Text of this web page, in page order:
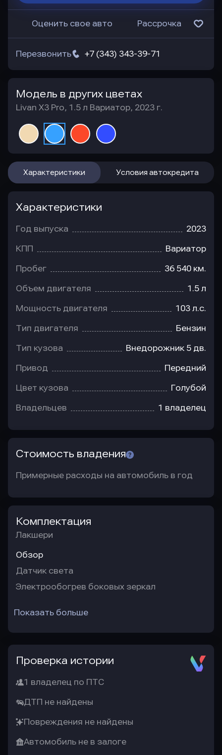
Оценить свое авто Рассрочка
+7 (343) 343-39-71
Перезвонить
Модель в других цветах
Livan X3 Pro, 1.5 л Вариатор, 2023 г.
Характеристики Условия автокредита
Характеристики
Год выпуска 2023
КПП Вариатор
Пробег 36 540 км.
Объем двигателя 1.5 л
Мощность двигателя 103 л.с.
Тип двигателя Бензин
Тип кузова Внедорожник 5 дв.
Привод Передний
Цвет кузова Голубой
Владельцев 1 владелец
Стоимость владения
Примерные расходы на автомобиль в год
Комплектация
Лакшери
Обзор
Датчик света
Электрообогрев боковых зеркал
Показать больше
Проверка истории
1 владелец по ПТС
ДТП не найдены
Повреждения не найдены
Автомобиль не в залоге